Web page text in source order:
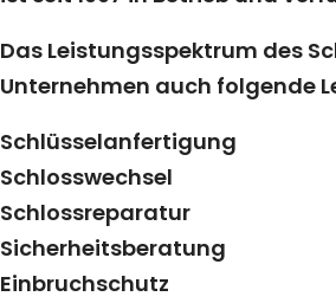
Das Leistungsspektrum des
Unternehmen auch folgende
Schlüsselanfertigung
Schlosswechsel
Schlossreparatur
Sicherheitsberatung
Einbruchschutz